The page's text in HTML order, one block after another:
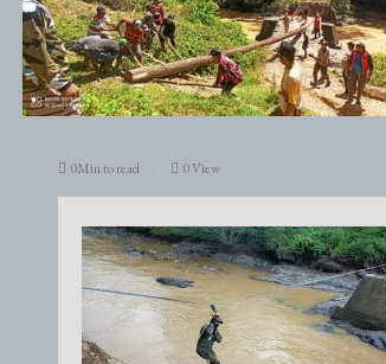
0Min to read 0 View